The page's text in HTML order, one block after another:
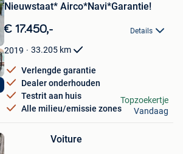
Nieuwstaat* Airco*Navi*Garantie!
€ 17.450,- Details
2019 33.205 km
Verlengde garantie
Dealer onderhouden
Testrit aan huis
Alle milieu/emissie zones
Topzoekertje
Vandaag
Voiture